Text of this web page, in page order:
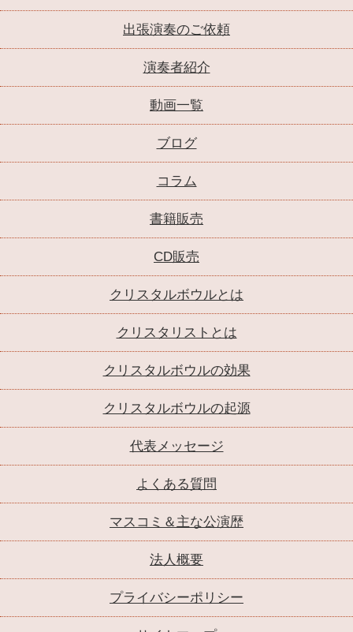
出張演奏のご依頼
演奏者紹介
動画一覧
ブログ
コラム
書籍販売
CD販売
クリスタルボウルとは
クリスタリストとは
クリスタルボウルの効果
クリスタルボウルの起源
代表メッセージ
よくある質問
マスコミ＆主な公演歴
法人概要
プライバシーポリシー